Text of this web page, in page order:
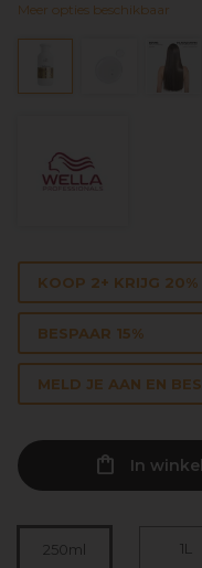
Meer opties beschikbaar
KOOP 2+ KRIJG 20%
BESPAAR 15%
MELD JE AAN EN
In
250ml 1L